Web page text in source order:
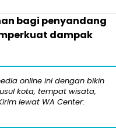
bagi penyandang
dampak
online ini dengan bikin
kota, tempat wisata,
lewat WA Center: